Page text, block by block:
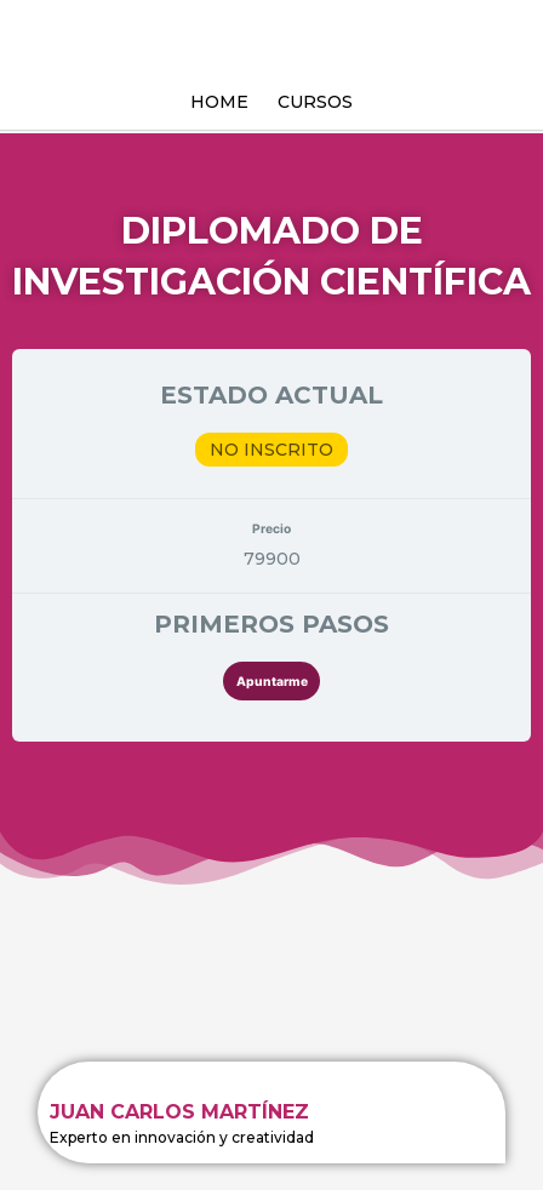
HOME CURSOS
DIPLOMADO DE
INVESTIGACIÓN CIENTÍFICA
ESTADO ACTUAL
NO INSCRITO
Precio
79900
PRIMEROS PASOS
Apuntarme
JUAN CARLOS MARTÍNEZ
Experto en innovación y creatividad